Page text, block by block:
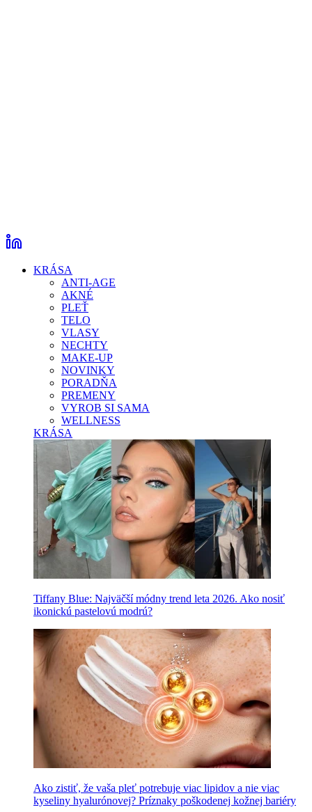
KRÁSA
ANTI-AGE
AKNÉ
PLEŤ
TELO
VLASY
NECHTY
MAKE-UP
NOVINKY
PORADŇA
PREMENY
VYROB SI SAMA
WELLNESS
KRÁSA
Tiffany Blue: Najväčší módny trend leta 2026. Ako nosiť
ikonickú pastelovú modrú?
Ako zistiť, že vaša pleť potrebuje viac lipidov a nie viac
kyseliny hyalurónovej? Príznaky poškodenej kožnej bariéry